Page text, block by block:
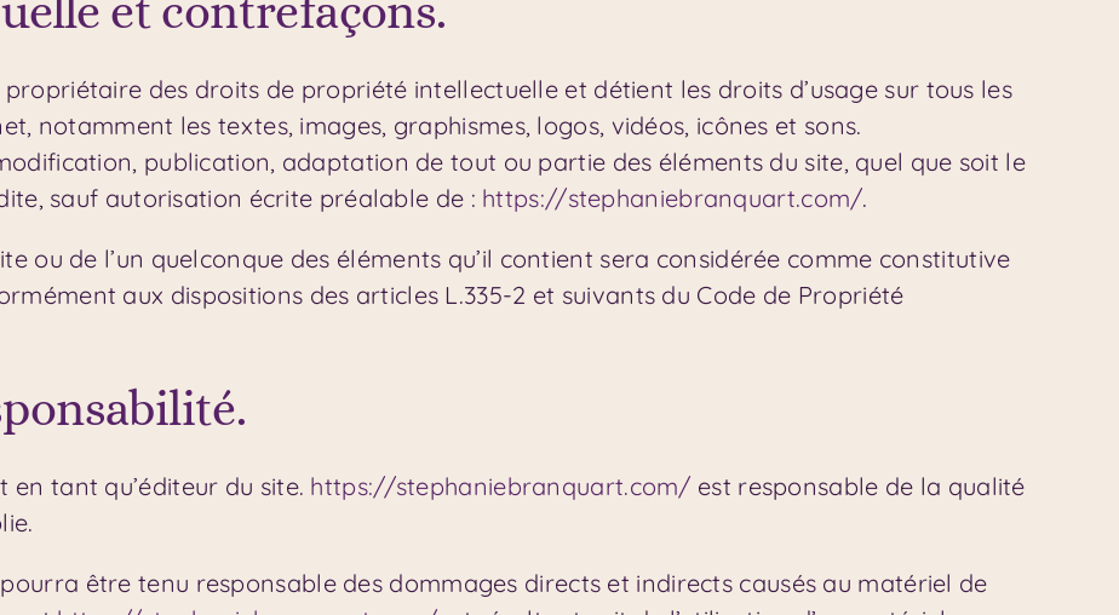
et contrefaçons.
propriétaire des droits de propriété intellectuelle et détient les droits d’usage sur tous les
notamment les textes, images, graphismes, logos, vidéos, icônes et sons.
publication, adaptation de tout ou partie des éléments du site, quel que soit le
sauf autorisation écrite préalable de : https://stephaniebranquart.com/.
ou de l’un quelconque des éléments qu’il contient sera considérée comme constitutive
aux dispositions des articles L.335-2 et suivants du Code de Propriété
en tant qu’éditeur du site. https://stephaniebranquart.com/ est responsable de la qualité
être tenu responsable des dommages directs et indirects causés au matériel de